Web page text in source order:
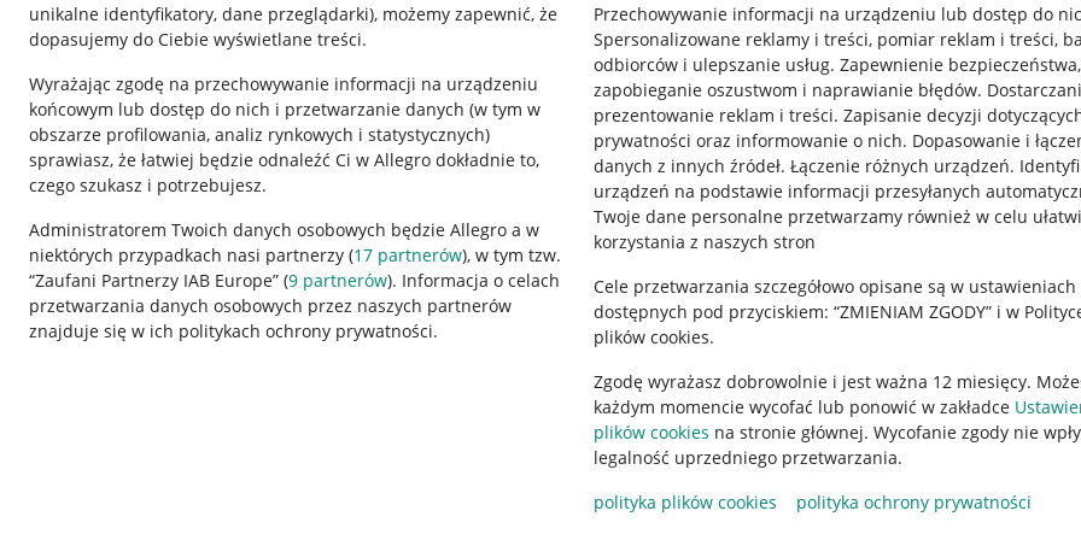
unikalne identyfikatory, dane przeglądarki), możemy zapewnić, że
dopasujemy do Ciebie wyświetlane treści.
Wyrażając zgodę na przechowywanie informacji na urządzeniu
końcowym lub dostęp do nich i przetwarzanie danych (w tym w
obszarze profilowania, analiz rynkowych i statystycznych)
sprawiasz, że łatwiej będzie odnaleźć Ci w Allegro dokładnie to,
czego szukasz i potrzebujesz.
Administratorem Twoich danych osobowych będzie Allegro a w
niektórych przypadkach nasi partnerzy (17 partnerów), w tym tzw.
“Zaufani Partnerzy IAB Europe” (9 partnerów). Informacja o celach
przetwarzania danych osobowych przez naszych partnerów
znajduje się w ich politykach ochrony prywatności.
Przechowywanie informacji na urządzeniu lub dostęp do
Spersonalizowane reklamy i treści, pomiar reklam i treści,
odbiorców i ulepszanie usług. Zapewnienie bezpieczeństwa,
zapobieganie oszustwom i naprawianie błędów.
prezentowanie reklam i treści. Zapisanie decyzji
prywatności oraz informowanie o nich. Dopasowanie i
danych z innych źródeł. Łączenie różnych urządzeń.
urządzeń na podstawie informacji przesyłanych
Twoje dane personalne przetwarzamy również w celu
korzystania z naszych stron
Cele przetwarzania szczegółowo opisane są w ustawieniach
dostępnych pod przyciskiem: “ZMIENIAM ZGODY” i w
plików cookies.
Zgodę wyrażasz dobrowolnie i jest ważna 12 miesięcy.
każdym momencie wycofać lub ponowić w zakładce
plików cookies na stronie głównej. Wycofanie zgody nie
legalność uprzedniego przetwarzania.
polityka plików cookies
polityka ochrony prywatności
Przydatne informacje
Jak to działa
Napisz do nas
Allegro Gadane dla sprzedających
Regulamin
Polityka plików "cookies"
Ustawienia plików "cookies"
Udostępnianie lokalizacji
Informacje dla Aktu o Usługach Cyfrowych
Pobierz aplikację